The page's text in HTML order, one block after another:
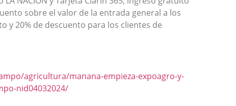
sobre el valor de la entrada general a los
y 20% de descuento para los clientes de
agricultura/manana-empieza-expoagro-y-
nid04032024/